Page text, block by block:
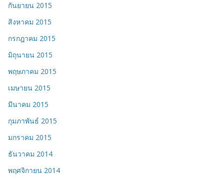
กันยายน 2015
สิงหาคม 2015
กรกฎาคม 2015
มิถุนายน 2015
พฤษภาคม 2015
เมษายน 2015
มีนาคม 2015
กุมภาพันธ์ 2015
มกราคม 2015
ธันวาคม 2014
พฤศจิกายน 2014